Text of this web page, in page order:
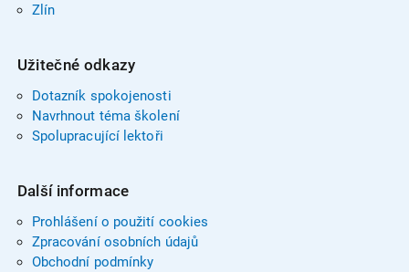
Zlín
Užitečné odkazy
Dotazník spokojenosti
Navrhnout téma školení
Spolupracující lektoři
Další informace
Prohlášení o použití cookies
Zpracování osobních údajů
Obchodní podmínky